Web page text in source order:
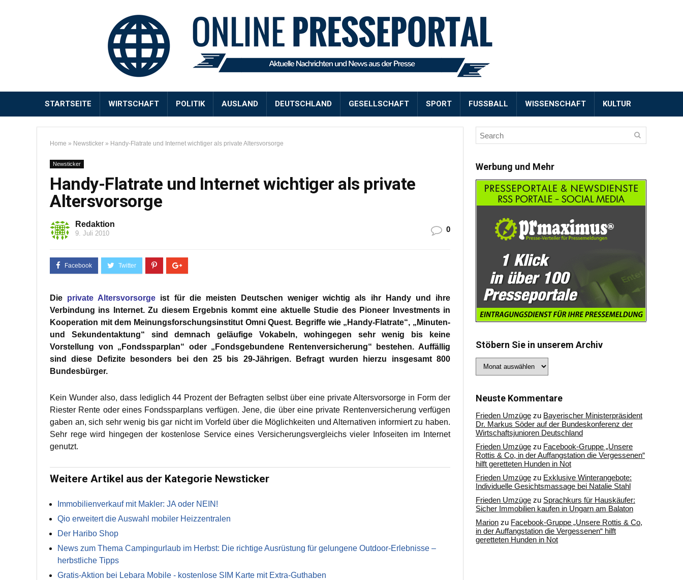
STARTSEITE WIRTSCHAFT POLITIK AUSLAND DEUTSCHLAND GESELLSCHAFT SPORT FUSSBALL WISSENSCHAFT KULTUR
Home » Newsticker » Handy-Flatrate und Internet wichtiger als private Altersvorsorge
Newsticker
Handy-Flatrate und Internet wichtiger als private
Altersvorsorge
Redaktion
9. Juli 2010 0
Die private Altersvorsorge ist für die meisten Deutschen weniger wichtig als ihr Handy und ihre
Verbindung ins Internet. Zu diesem Ergebnis kommt eine aktuelle Studie des Pioneer Investments in
Kooperation mit dem Meinungsforschungsinstitut Omni Quest. Begriffe wie „Handy-Flatrate“, „Minuten-
und Sekundentaktung“ sind demnach geläufige Vokabeln, wohingegen sehr wenig bis keine
Vorstellung von „Fondssparplan“ oder „Fondsgebundene Rentenversicherung“ bestehen. Auffällig
sind diese Defizite besonders bei den 25 bis 29-Jährigen. Befragt wurden hierzu insgesamt 800
Bundesbürger.
Kein Wunder also, dass lediglich 44 Prozent der Befragten selbst über eine private Altersvorsorge in Form der
Riester Rente oder eines Fondssparplans verfügen. Jene, die über eine private Rentenversicherung verfügen
gaben an, sich sehr wenig bis gar nicht im Vorfeld über die Möglichkeiten und Alternativen informiert zu haben.
Sehr rege wird hingegen der kostenlose Service eines Versicherungsvergleichs vieler Infoseiten im Internet
genutzt.
Weitere Artikel aus der Kategorie Newsticker
Immobilienverkauf mit Makler: JA oder NEIN!
Qio erweitert die Auswahl mobiler Heizzentralen
Der Haribo Shop
News zum Thema Campingurlaub im Herbst: Die richtige Ausrüstung für gelungene Outdoor-Erlebnisse –
herbstliche Tipps
Gratis-Aktion bei Lebara Mobile - kostenlose SIM Karte mit Extra-Guthaben
Werbung und Mehr
Stöbern Sie in unserem Archiv
Sie
Archiv
Neuste Kommentare
Frieden Umzüge zu Bayerischer Ministerpräsident
Dr. Markus Söder auf der Bundeskonferenz der
Wirtschaftsjunioren Deutschland
Frieden Umzüge zu Facebook-Gruppe „Unsere
Rottis & Co, in der Auffangstation die Vergessenen“
hilft geretteten Hunden in Not
Frieden Umzüge zu Exklusive Winterangebote:
Individuelle Gesichtsmassage bei Natalie Stahl
Frieden Umzüge zu Sprachkurs für Hauskäufer:
Sicher Immobilien kaufen in Ungarn am Balaton
Marion zu Facebook-Gruppe „Unsere Rottis & Co,
in der Auffangstation die Vergessenen“ hilft
geretteten Hunden in Not